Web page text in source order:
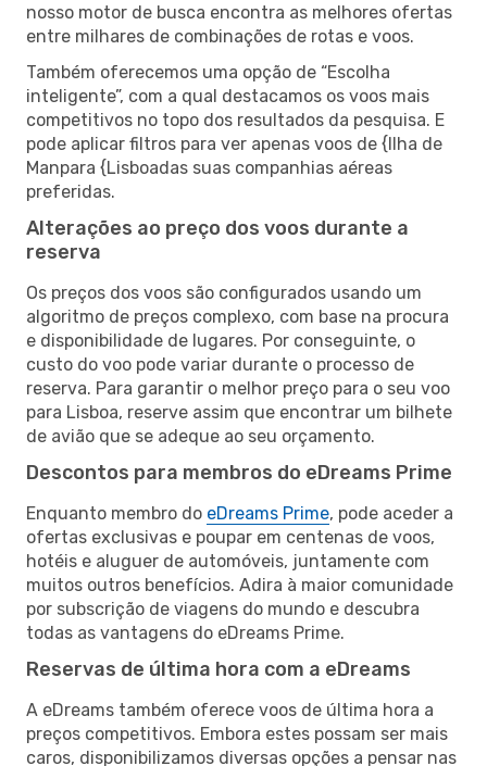
nosso motor de busca encontra as melhores ofertas
entre milhares de combinações de rotas e voos.
Também oferecemos uma opção de “Escolha
inteligente”, com a qual destacamos os voos mais
competitivos no topo dos resultados da pesquisa. E
pode aplicar filtros para ver apenas voos de {Ilha de
Manpara {Lisboadas suas companhias aéreas
preferidas.
Alterações ao preço dos voos durante a
reserva
Os preços dos voos são configurados usando um
algoritmo de preços complexo, com base na procura
e disponibilidade de lugares. Por conseguinte, o
custo do voo pode variar durante o processo de
reserva. Para garantir o melhor preço para o seu voo
para Lisboa, reserve assim que encontrar um bilhete
de avião que se adeque ao seu orçamento.
Descontos para membros do eDreams Prime
Enquanto membro do eDreams Prime, pode aceder a
ofertas exclusivas e poupar em centenas de voos,
hotéis e aluguer de automóveis, juntamente com
muitos outros benefícios. Adira à maior comunidade
por subscrição de viagens do mundo e descubra
todas as vantagens do eDreams Prime.
Reservas de última hora com a eDreams
A eDreams também oferece voos de última hora a
preços competitivos. Embora estes possam ser mais
caros, disponibilizamos diversas opções a pensar nas